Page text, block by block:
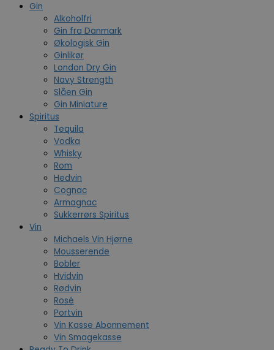
Gin
Alkoholfri
Gin fra Danmark
Økologisk Gin
Ginlikør
London Dry Gin
Navy Strength
Slåen Gin
Gin Miniature
Spiritus
Tequila
Vodka
Whisky
Rom
Hedvin
Cognac
Armagnac
Sukkerrørs Spiritus
Vin
Michaels Vin Hjørne
Mousserende
Bobler
Hvidvin
Rødvin
Rosé
Portvin
Vin Kasse Abonnement
Vin Smagekasse